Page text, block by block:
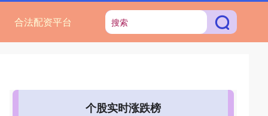
合法配资平台
个股实时涨跌榜